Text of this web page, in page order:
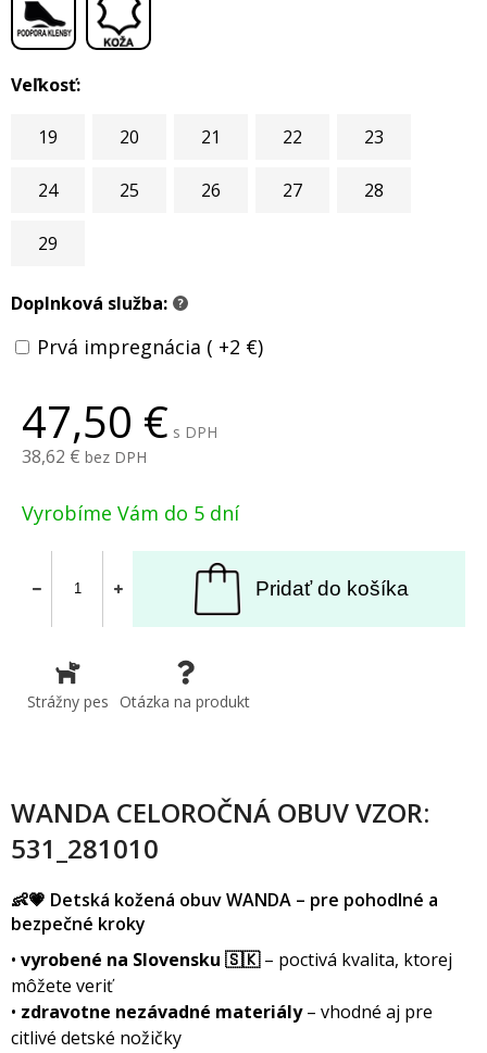
47,50 s DPH
38,62 bez DPH
Vyrobíme Vám do 5 dní
Pridať do košíka
Strážny pes Otázka na produkt
Veľkosť:
19 20 21 22 23
24 25 26 27 28
29
Doplnková služba: ?
Prvá impregnácia ( +2 €)
WANDA CELOROČNÁ OBUV VZOR:
531_281010
👶💗 Detská kožená obuv WANDA – pre pohodlné a
bezpečné kroky
• vyrobené na Slovensku 🇸🇰– poctivá kvalita, ktorej
môžete veriť
• zdravotne nezávadné materiály– vhodné aj pre
citlivé detské nožičky